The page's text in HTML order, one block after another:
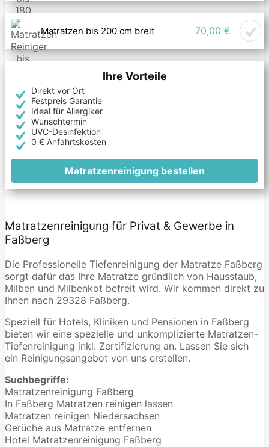
Matratzen bis 200 cm breit 70,00 €
Ihre Vorteile
Direkt vor Ort
Festpreis Garantie
Ideal für Allergiker
Wunschtermin
UVC-Desinfektion
0 € Anfahrtskosten
Matratzenreinigung bestellen
Matratzenreinigung für Privat & Gewerbe in
Faßberg
Die Professionelle Tiefenreinigung der Matratze Faßberg
sorgt dafür das Ihre Matratze gründlich von Hausstaub,
Milben und Milbenkot befreit wird. Wir kommen direkt zu
Ihnen nach 29328 Faßberg.
Speziell für Hotels, Kliniken und Pensionen in Faßberg
bieten wir eine spezielle und unkomplizierte Matratzen-
Tiefenreinigung inkl. Zertifizierung an. Lassen Sie sich
ein Reinigungsangebot von uns erstellen.
Suchbegriffe:
Matratzenreinigung Faßberg
In Faßberg Matratzen reinigen lassen
Matratzen reinigen Niedersachsen
Gerüche aus Matratze entfernen
Hotel Matratzenreinigung Faßberg